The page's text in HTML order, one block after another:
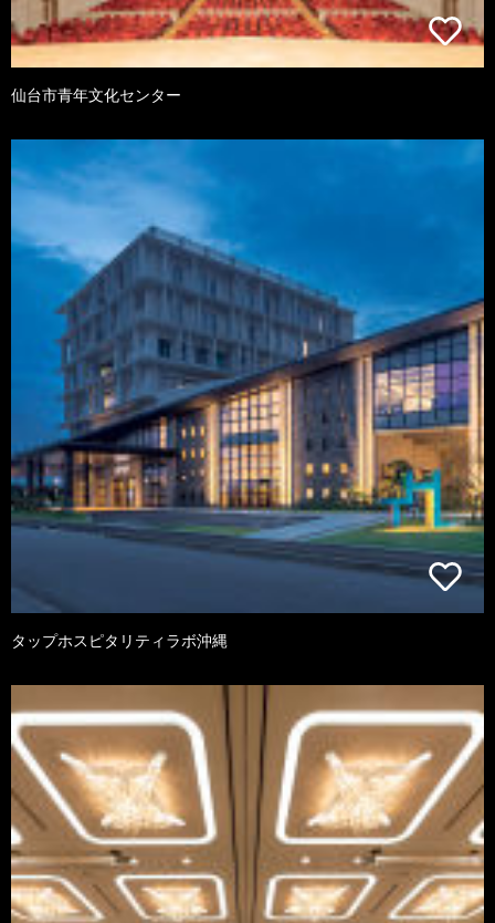
仙台市青年文化センター
タップホスピタリティラボ沖縄